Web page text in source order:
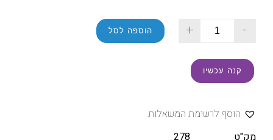
-
+ הוספה לסל
קנה עכשיו
הוסף לרשימת המשאלות
מק"ט
278